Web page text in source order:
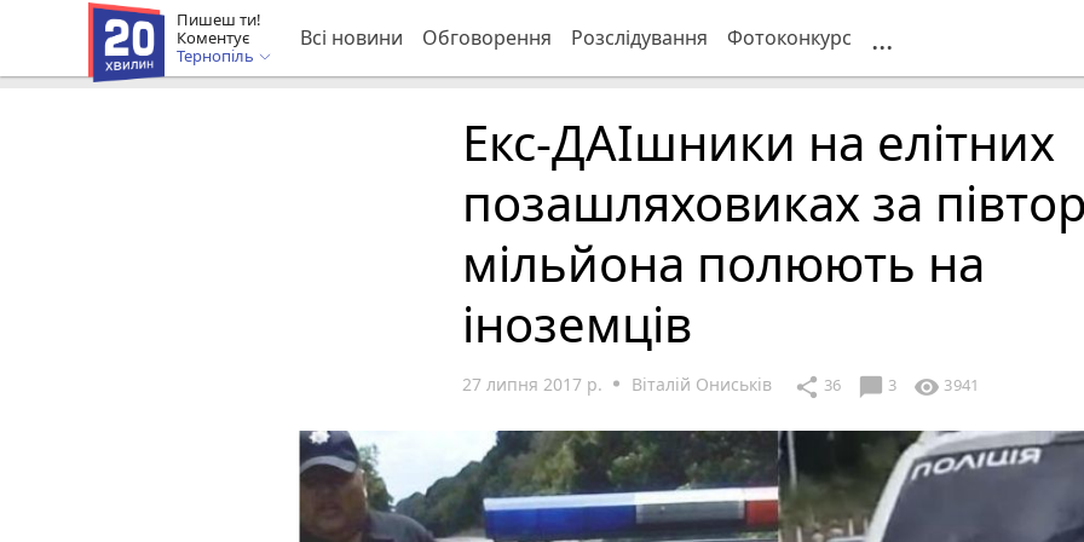
Пишеш ти!
Коментує
Тернопіль
Всі новини Обговорення Розслідування Фотоконкурс ...
Екс-ДАІшники на елітних
позашляховиках за
мільйона полюють на
іноземців
27 липня 2017 р. Віталій Ониськів share 36 chat_bubble 3 visibility 3941